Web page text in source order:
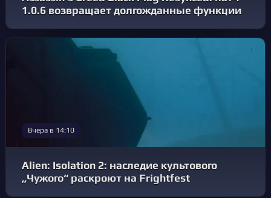
1.0.6 возвращает долгожданные функции
Вчера в 14:10
Alien: Isolation 2: наследие культового
„Чужого“ раскроют на Frightfest